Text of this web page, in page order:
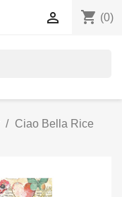
shopping_cart (0)

Ciao Bella Rice